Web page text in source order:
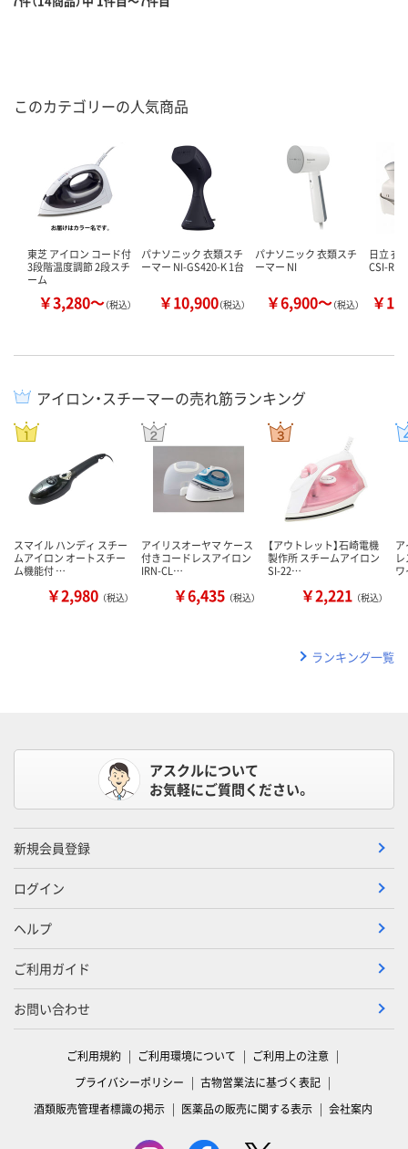
このカテゴリーの人気商品
東芝 アイロン コード付
3段階温度調節 2段スチ
ーム
￥3,280～（税込）
パナソニック 衣類スチ
ーマー NI-GS420-K 1台
￥10,900（税込）
パナソニック 衣類スチ
ーマー NI
￥6,900～（税込）
日立 衣
CSI-RX
￥
アイロン・スチーマーの売れ筋ランキング
スマイル ハンディ スチー
ムアイロン オートスチー
ム機能付 …
￥2,980 （税込）
アイリスオーヤマ ケース
付きコードレスアイロン
IRN-CL…
￥6,435 （税込）
【アウトレット】石崎電機
製作所 スチームアイロン
SI-22…
￥2,221 （税込）
ランキング一覧
アスクルについて
お気軽にご質問ください。
新規会員登録
ログイン
ヘルプ
ご利用ガイド
お問い合わせ
ご利用規約 ご利用環境について
ご利用上の注意
プライバシーポリシー
古物営業法に基づく表記
酒類販売管理者標識の掲示
医薬品の販売に関する表示 会社案内